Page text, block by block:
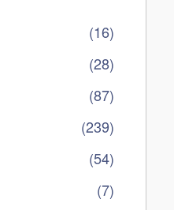
(16)
(28)
(87)
(239)
(54)
(7)